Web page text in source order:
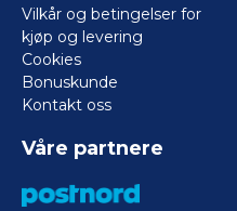
Vilkår og betingelser for
kjøp og levering
Cookies
Bonuskunde
Kontakt oss
Våre partnere